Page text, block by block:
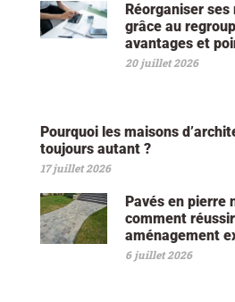
Réorganiser
grâce au
avantages et
20 juillet 2026
Pourquoi les maisons
toujours autant ?
17 juillet 2026
Pavés en pierre
comment
aménagement
6 juillet 2026